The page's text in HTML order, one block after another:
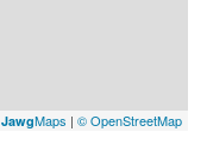
JawgMaps | © OpenStreetMap